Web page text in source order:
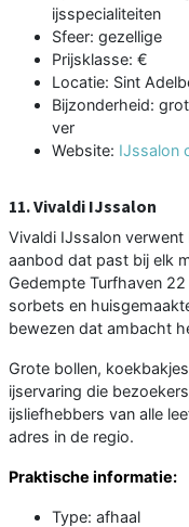
ijsspecialiteiten
Sfeer: gezellige
Prijsklasse: €
Locatie: Sint
Bijzonderheid:
ver
Website: IJssalon
11. Vivaldi IJssalon
Vivaldi IJssalon
aanbod dat past bij elk
Gedempte Turfhaven
sorbets en
bewezen dat ambacht
Grote bollen,
ijservaring die
ijsliefhebbers van alle
adres in de regio.
Praktische informatie:
Type: afhaal